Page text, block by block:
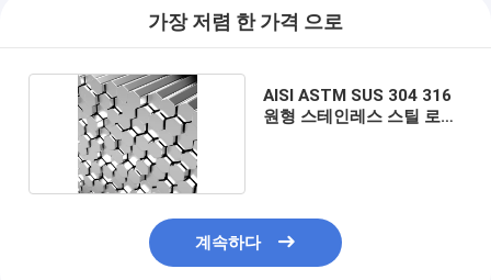
가장 저렴 한 가격 으로
AISI ASTM SUS 304 316
원형 스테인레스 스틸 로드
계속하다